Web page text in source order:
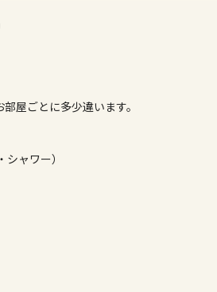
屋ごとに多少違います。
ャワー）